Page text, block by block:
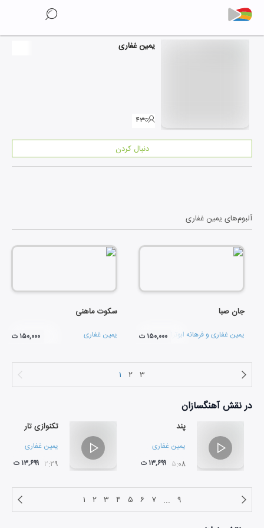
یمین غفاری
۴۳
دنبال کردن
آلبوم‌های یمین غفاری
جان صبا
یمین غفاری و فرهانه ابوترابیان۱۵۰,۰۰۰ ت
سکوت ماهنی
یمین غفاری ۱۵۰,۰۰۰ ت
۱ ۲ ۳
در نقشآهنگسازان
پند
یمین غفاری
۰۵:۰۸ ۱۳,۶۹۹ ت
تکنوازی تار
یمین غفاری
۰۲:۲۹ ۱۳,۶۹۹ ت
۱ ۲ ۳ ۴ ۵ ۶ ۷ ... ۹